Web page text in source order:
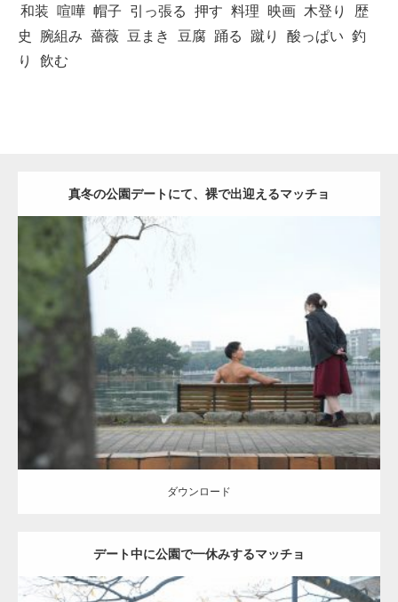
和装
喧嘩 帽子 引っ張る 押す 料理 映画 木登り
歴
史
腕組み 薔薇 豆まき 豆腐 踊る 蹴り 酸っぱい 釣
り
飲む
真冬の公園デートにて、裸で出迎えるマッチョ
公園のマッチョ AKIHITO(細マッチョ) 背中
ダウンロード
ダウンロード
デート中に公園で一休みするマッチョ